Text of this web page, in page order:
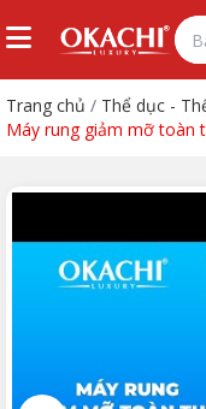
Trang chủ / Thể dục -
Máy rung giảm mỡ toàn